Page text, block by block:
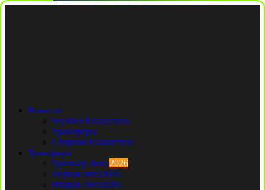
Новости
Футбол Казахстана
Трансферы
Сборная Казахстана
Трансферы
Премьер Лига2026
Первая лига2026
Вторая Лига2026